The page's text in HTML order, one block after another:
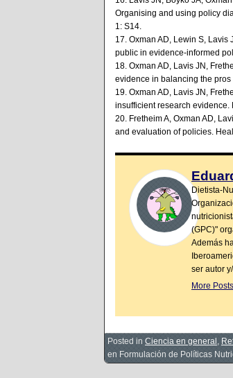
Organising and using policy
1: S14.
17. Oxman AD, Lewin S,
public in evidence-informed
18. Oxman AD, Lavis JN,
evidence in balancing the
19. Oxman AD, Lavis JN,
insufficient research evidence.
20. Fretheim A, Oxman AD,
and evaluation of policies.
Dietista-
(GPC)"
Además
ser autor
More Posts
Posted in Ciencia en general ,
en Formulación de Políticas